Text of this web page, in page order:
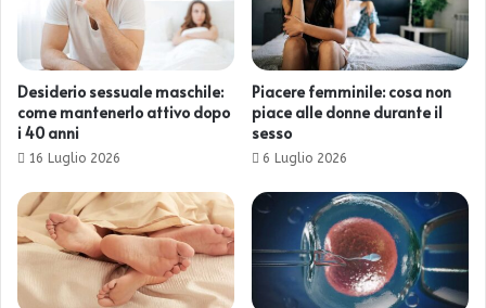
Desiderio sessuale maschile:
come mantenerlo attivo dopo
i 40 anni
16 Luglio 2026
Piacere femminile: cosa non
piace alle donne durante il
sesso
6 Luglio 2026